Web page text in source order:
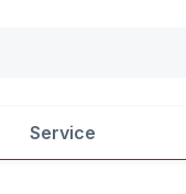
Service